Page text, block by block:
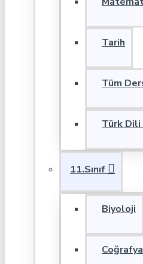
Tarih
Tüm
Türk Dili
11.Sınıf
Biyoloji
Coğrafya